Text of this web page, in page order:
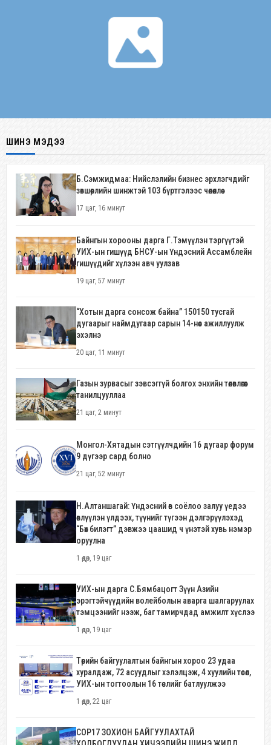
ШИНЭ МЭДЭЭ
Б.Сэмжидмаа: Нийслэлийн бизнес эрхлэгчдийг
зөвшөөрлийн шинжтэй 103 бүртгэлээс чөлөөллөө
17 цаг, 16 минут
Байнгын хорооны дарга Г.Тэмүүлэн тэргүүтэй
УИХ-ын гишүүд БНСУ-ын Үндэсний Ассамблейн
гишүүдийг хүлээн авч уулзав
19 цаг, 57 минут
“Хотын дарга сонсож байна” 150150 тусгай
дугаарыг наймдугаар сарын 14-нөөс ажиллуулж
эхэлнэ
20 цаг, 11 минут
Газын зурвасыг зэвсэггүй болгох энхийн төлөвлөгөөг
танилцууллаа
21 цаг, 2 минут
Монгол-Хятадын сэтгүүлчдийн 16 дугаар форум
9 дүгээр сард болно
21 цаг, 52 минут
Н.Алтаншагай: Үндэсний өв соёлоо залуу үедээ
өвлүүлэн үлдээх, түүнийг түгээн дэлгэрүүлэхэд
“Бөх билэгт” дэвжээ цаашид ч үнэтэй хувь нэмэр
оруулна
1 өдөр, 19 цаг
УИХ-ын дарга С.Бямбацогт Зүүн Азийн
эрэгтэйчүүдийн волейболын аварга шалгаруулах
тэмцээнийг нээж, баг тамирчдад амжилт хүслээ
1 өдөр, 19 цаг
Төрийн байгуулалтын байнгын хороо 23 удаа
хуралдаж, 72 асуудлыг хэлэлцэж, 4 хуулийн төсөл,
УИХ-ын тогтоолын 16 төслийг батлуулжээ
1 өдөр, 22 цаг
COP17 ЗОХИОН БАЙГУУЛАХТАЙ